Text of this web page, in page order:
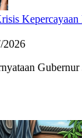
Kepercayaan
2026